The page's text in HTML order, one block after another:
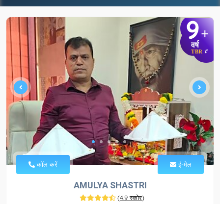
9+
वर्ष
TBR में
कॉल करें ई-मेल
AMULYA SHASTRI
(4.9 स्कोर)